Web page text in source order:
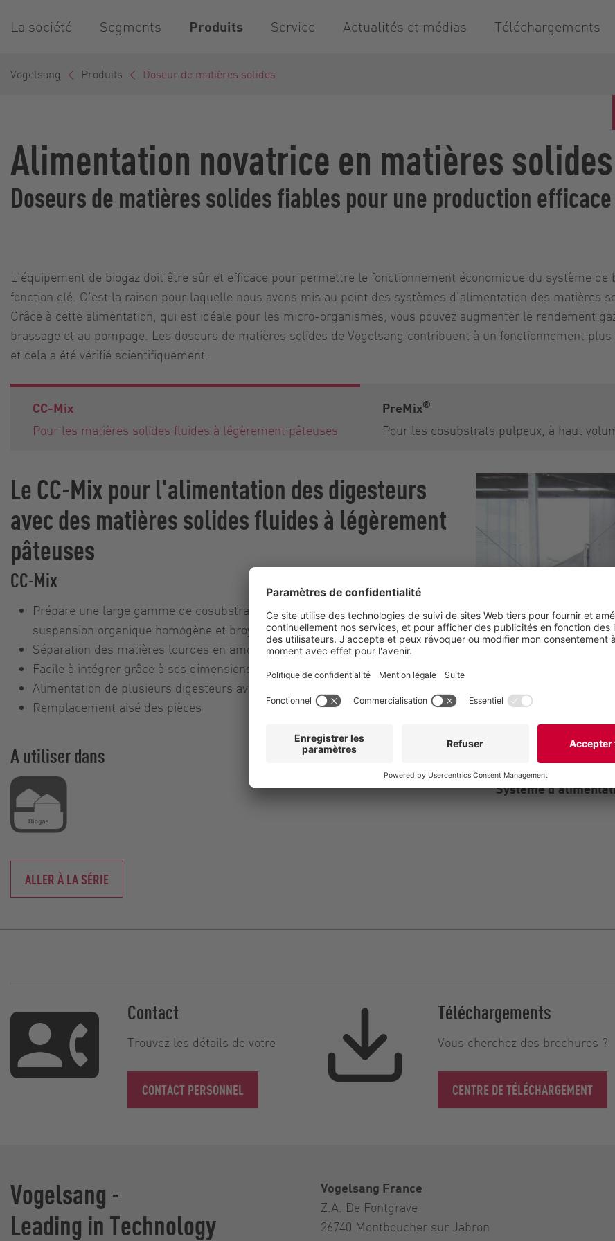
La société Segments Produits Service Actualités et médias Téléchargements
Vogelsang Produits Doseur de matières solides
Alimentation novatrice en matières solides
Doseurs de matières solides fiables pour une production efficace
L'équipement de biogaz doit être sûr et efficace pour permettre le fonctionnement économique du système
fonction clé. C'est la raison pour laquelle nous avons mis au point des systèmes d'alimentation des matières
Grâce à cette alimentation, qui est idéale pour les micro-organismes, vous pouvez augmenter le rendement
brassage et au pompage. Les doseurs de matières solides de Vogelsang contribuent à un fonctionnement
et cela a été vérifié scientifiquement.
CC-Mix
Pour les matières solides fluides à légèrement pâteuses
PreMix®
Pour les cosubstrats pulpeux, à haut
Le CC-Mix pour l'alimentation des digesteurs
avec des matières solides fluides à légèrement
pâteuses
CC-Mix
Prépare une large gamme de cosubstrats en les transformant en une
suspension organique homogène et broyée.
Séparation des matières lourdes en amont de l'unité de pompage
Facile à intégrer grâce à ses dimensions compactes
Alimentation de plusieurs digesteurs avec un seul système
Remplacement aisé des pièces
A utiliser dans
ALLER À LA SÉRIE
Système
Contact
Trouvez les détails de votre
CONTACT PERSONNEL
Téléchargements
Vous cherchez des brochures ?
CENTRE DE TÉLÉCHARGEMENT
Vogelsang -
Leading in Technology
Vogelsang France
Z.A. De Fontgrave
26740 Montboucher sur Jabron